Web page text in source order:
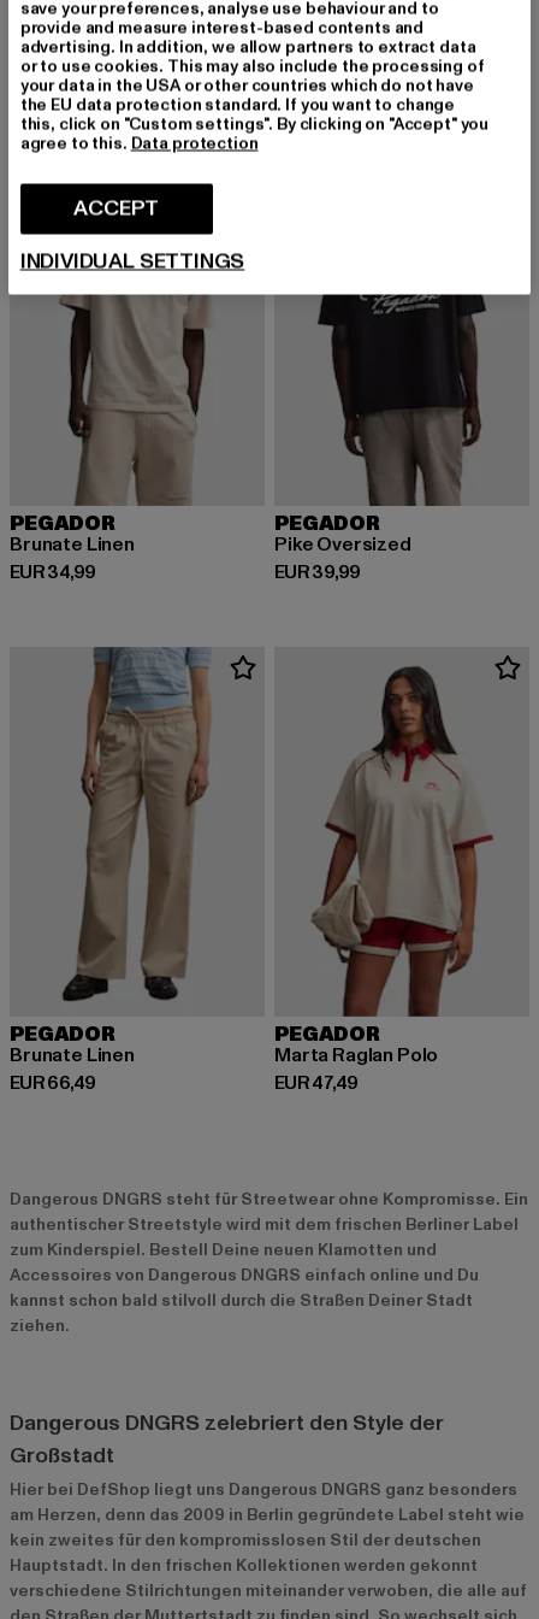
PEGADOR
Villa High Waisted
EUR 56,99
Derzeitiger Preis: EUR 56,99
PEGADOR
Signar Structured Knit
EUR 47,49
Derzeitiger Preis: EUR 47,49
NEU
PEGADOR
Brunate Linen
EUR 34,99
Derzeitiger Preis: EUR 34,99
PEGADOR
Pike Oversized
EUR 39,99
Derzeitiger Preis: EUR 39,99
PEGADOR
Brunate Linen
EUR 66,49
Derzeitiger Preis: EUR 66,49
PEGADOR
Marta Raglan Polo
EUR 47,49
Derzeitiger Preis: EUR 47,49
Dangerous DNGRS steht für Streetwear ohne Kompromisse. Ein
authentischer Streetstyle wird mit dem frischen Berliner Label
zum Kinderspiel. Bestell Deine neuen Klamotten und
Accessoires von Dangerous DNGRS einfach online und Du
kannst schon bald stilvoll durch die Straßen Deiner Stadt
ziehen.
Dangerous DNGRS zelebriert den Style der
Großstadt
Hier bei DefShop liegt uns Dangerous DNGRS ganz besonders
am Herzen, denn das 2009 in Berlin gegründete Label steht wie
kein zweites für den kompromisslosen Stil der deutschen
Hauptstadt. In den frischen Kollektionen werden gekonnt
verschiedene Stilrichtungen miteinander verwoben, die alle auf
save your preferences, analyse use behaviour and to
provide and measure interest-based contents and
advertising. In addition, we allow partners to extract data
or to use cookies. This may also include the processing of
your data in the USA or other countries which do not have
the EU data protection standard. If you want to change
this, click on "Custom settings". By clicking on "Accept" you
agree to this. Data protection
ACCEPT
INDIVIDUAL SETTINGS